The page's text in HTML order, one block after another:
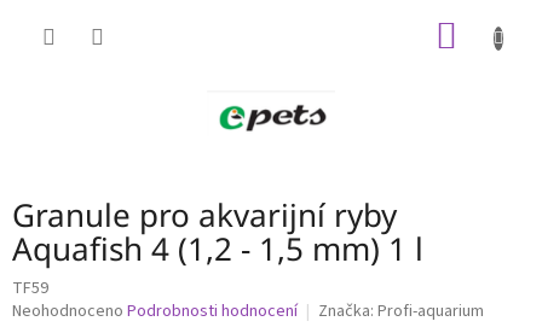
Granule pro akvarijní ryby
Aquafish 4 (1,2 - 1,5 mm) 1 l
TF59
Průměrné
Neohodnoceno Podrobnosti hodnocení Značka: Profi-aquarium